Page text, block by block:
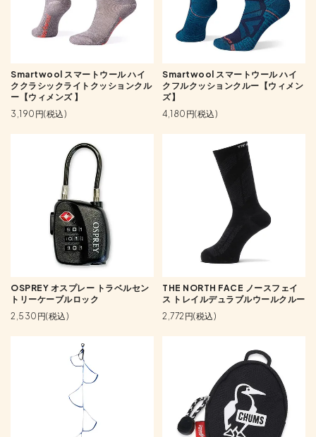
Smartwool スマートウール ハイ
ククラシックライトクッションクル
ー【ウィメンズ 】
3,190円(税込)
Smartwool スマートウール ハイ
クフルクッションクルー【ウィメン
ズ】
4,180円(税込)
OSPREY オスプレー トラベルセン
トリーケーブルロック
2,530円(税込)
THE NORTH FACE ノースフェイ
ス トレイルデュラブルウールクルー
2,772円(税込)